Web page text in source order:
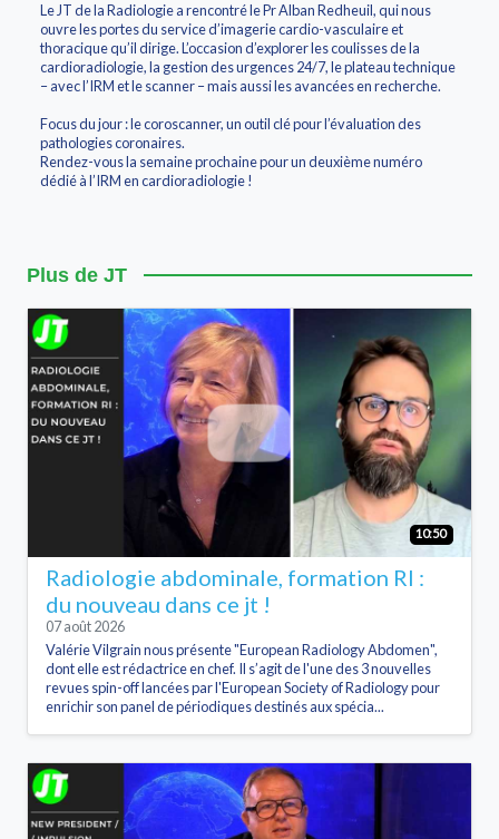
Le JT de la Radiologie a rencontré le Pr Alban Redheuil, qui nous
ouvre les portes du service d’imagerie cardio-vasculaire et
thoracique qu’il dirige. L’occasion d’explorer les coulisses de la
cardioradiologie, la gestion des urgences 24/7, le plateau technique
– avec l’IRM et le scanner – mais aussi les avancées en recherche.
Focus du jour : le coroscanner, un outil clé pour l’évaluation des
pathologies coronaires.
Rendez-vous la semaine prochaine pour un deuxième numéro
dédié à l’IRM en cardioradiologie !
Plus de JT
10:50
Radiologie abdominale, formation RI :
du nouveau dans ce jt !
07 août 2026
Valérie Vilgrain nous présente "European Radiology Abdomen",
dont elle est rédactrice en chef. Il s’agit de l'une des 3 nouvelles
revues spin-off lancées par l'European Society of Radiology pour
enrichir son panel de périodiques destinés aux spécia...